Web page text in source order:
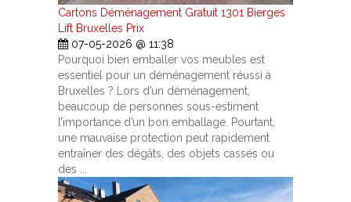
Cartons Déménagement Gratuit 1301 Bierges
Lift Bruxelles Prix
07-05-2026 @ 11:38
Pourquoi bien emballer vos meubles est
essentiel pour un déménagement réussi à
Bruxelles ? Lors d’un déménagement,
beaucoup de personnes sous-estiment
l’importance d’un bon emballage. Pourtant,
une mauvaise protection peut rapidement
entraîner des dégâts, des objets cassés ou
des ...